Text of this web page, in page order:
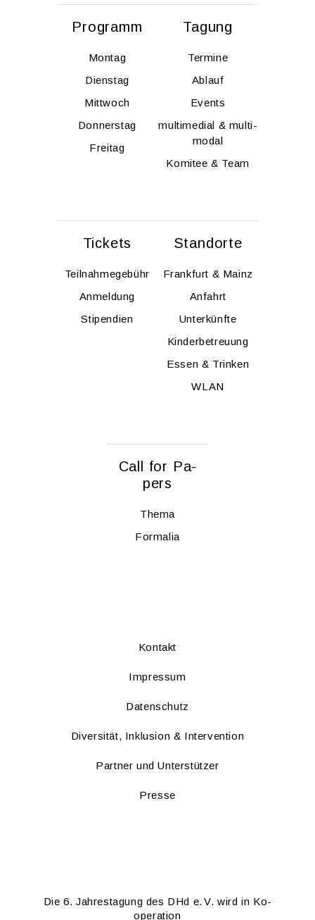
Pro­gramm
Mon­tag
Diens­tag
Mitt­woch
Don­ners­tag
Frei­tag
Ta­gung
Ter­mi­ne
Ab­lauf
Events
mul­ti­me­di­al & mul­ti­
modal
Ko­mi­tee & Team
Ti­ckets
Teil­nah­me­ge­bühr
An­mel­dung
Sti­pen­di­en
Stand­or­te
Frank­furt & Mainz
An­fahrt
Un­ter­künf­te
Kin­der­be­treu­ung
Essen & Trin­ken
WLAN
Call for Pa­
pers
Thema
For­ma­lia
Kon­takt
Im­pres­sum
Da­ten­schutz
Di­ver­si­tät, In­klu­si­on & In­ter­ven­ti­on
Part­ner und Un­ter­stüt­zer
Pres­se
Die 6. Jah­res­ta­gung des DHd e. V. wird in Ko­
ope­ra­ti­on